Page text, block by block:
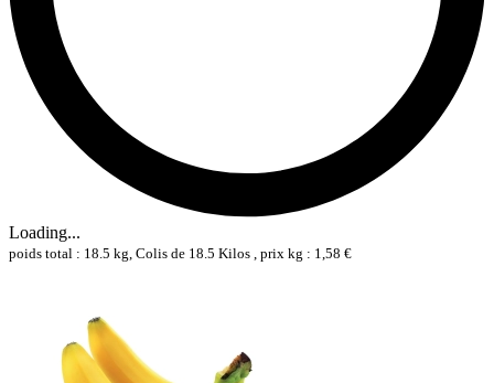
Loading...
poids total : 18.5 kg, Colis de 18.5 Kilos , prix kg : 1,58 €